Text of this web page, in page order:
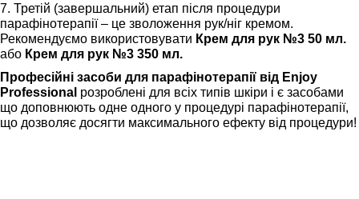
7. Третій (завершальний) етап після процедури
парафінотерапії – це зволоження рук/ніг кремом.
Рекомендуємо використовувати Крем для рук №3 50 мл.
або Крем для рук №3 350 мл.
Професійні засоби для парафінотерапії від Enjoy
Professional розроблені для всіх типів шкіри і є засобами
що доповнюють одне одного у процедурі парафінотерапії,
що дозволяє досягти максимального ефекту від процедури!